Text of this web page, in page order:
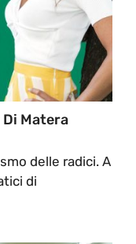
Matera
delle radici. A
di